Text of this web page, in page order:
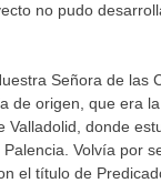
no pudo
Señora de las
de origen, que era
Valladolid, donde
Volvía por
el título de